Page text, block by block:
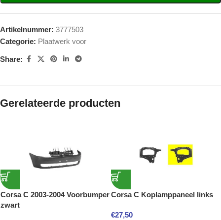
Artikelnummer: 3777503
Categorie: Plaatwerk voor
Share:
Gerelateerde producten
Corsa C 2003-2004 Voorbumper
zwart
Corsa C Koplamppaneel links
€27,50